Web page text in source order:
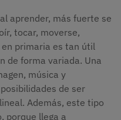
aprender, más fuerte se
tocar, moverse,
primaria es tan útil
de forma variada. Una
música y
de ser
Además, este tipo
porque llega a